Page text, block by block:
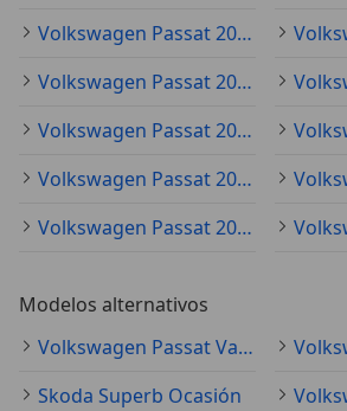
Volkswagen Passat 2018
Volkswagen Passat 2022
Volkswagen Passat 2016
Volkswagen Passat 2023
Volkswagen Passat 2013
Modelos alternativos
Volkswagen Passat Variant Ocasión
Skoda Superb Ocasión